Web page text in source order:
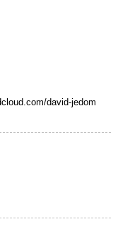
david-jedom